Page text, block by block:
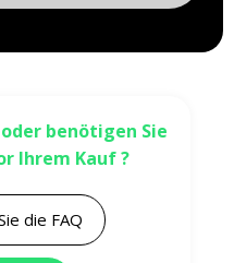
oder benötigen Sie
Ihrem Kauf ?
die FAQ